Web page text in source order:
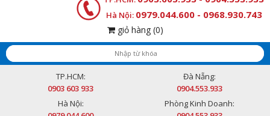
Hà Nội: 0979.044.600 - 0968.930.743
giỏ hàng (0)
TP.HCM:
0903 603 933
Đà Nẵng:
0904.553.933
Hà Nội:
Phòng Kinh Doanh: